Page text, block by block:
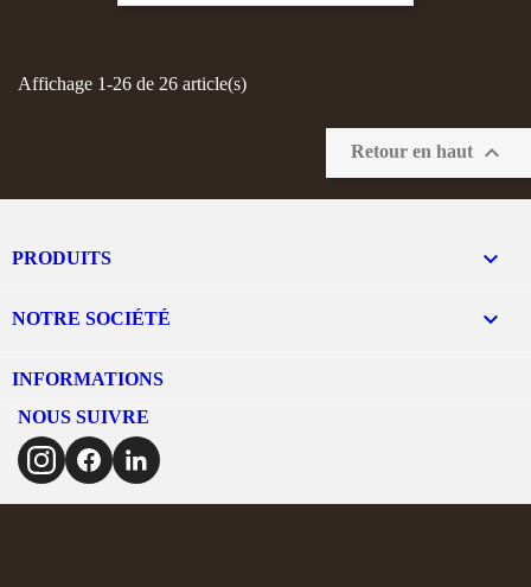
Affichage 1-26 de 26 article(s)
Retour en haut 
PRODUITS 
NOTRE SOCIÉTÉ 
INFORMATIONS
NOUS SUIVRE